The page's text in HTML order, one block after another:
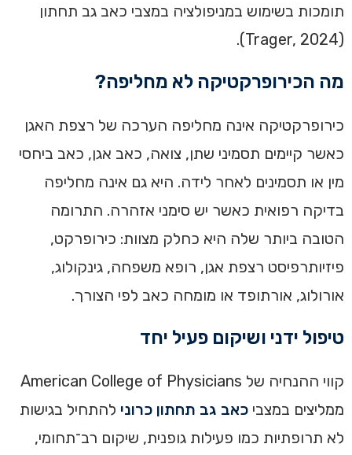
תומכות בשימוש במניפולציה במצבי כאב גב תחתון
(Trager, 2024).
מה הכירופרקטיקה לא מחליפה?
כירופרקטיקה אינה מחליפה הערכה של רצפת האגן
כאשר קיימים תסמיני שתן, צואה, כאב אגן, כאב ביחסי
מין או תסמינים לאחר לידה. היא גם אינה מחליפה
בדיקה רפואית כאשר יש סימני אזהרה. התרומה
הטובה ביותר שלה היא כחלק מצוות: כירופרקט,
פיזיותרפיסט רצפת אגן, רופא משפחה, גינקולוג,
אורולוג, אורתופד או מומחה כאב לפי הצורך.
טיפול ידני ושיקום פעיל יחד
קווי ההנחיה של American College of Physicians
ממליצים במצבי כאב גב תחתון כרוני להתחיל בגישות
לא תרופתיות כמו פעילות גופנית, שיקום רב־תחומי,